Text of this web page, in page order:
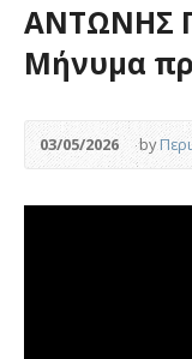
ΑΝΤΩΝΗΣ
Μήνυμα
03/05/2026 by